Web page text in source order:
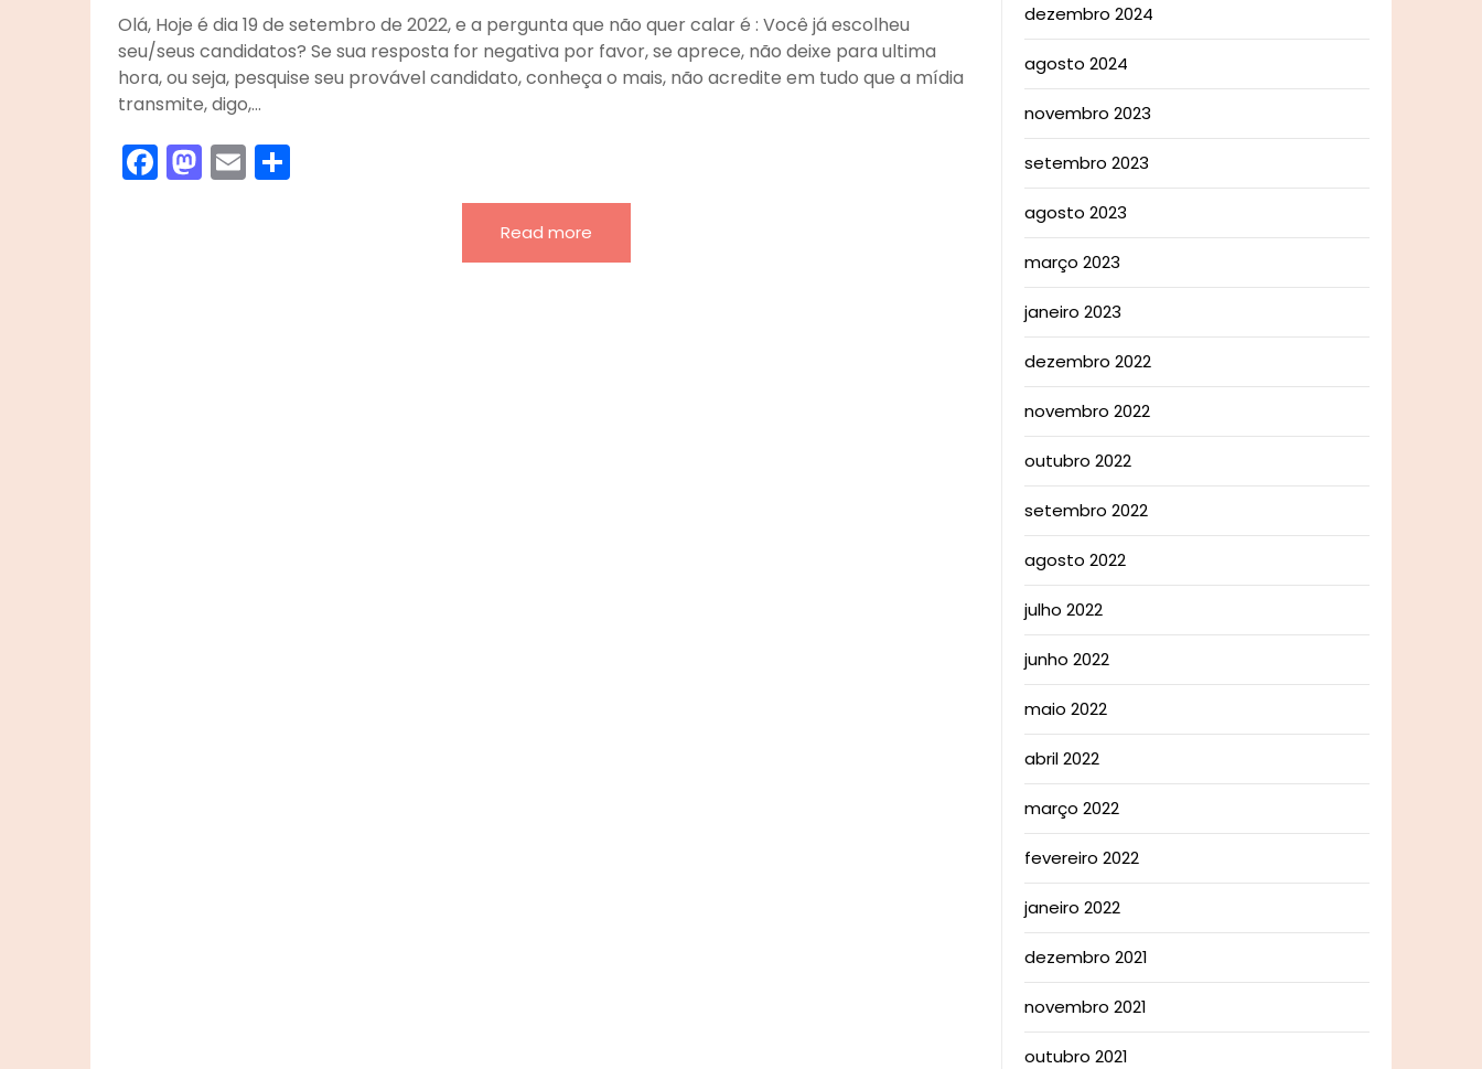
Olá, Hoje é dia 19 de setembro de 2022, e a pergunta que não quer calar é : Você já escolheu
seu/seus candidatos? Se sua resposta for negativa por favor, se aprece, não deixe para ultima
hora, ou seja, pesquise seu provável candidato, conheça o mais, não acredite em tudo que a mídia
transmite, digo,…
Facebook
Mastodon
Email
Read more
dezembro 2024
agosto 2024
novembro 2023
setembro 2023
agosto 2023
março 2023
janeiro 2023
dezembro 2022
novembro 2022
outubro 2022
setembro 2022
agosto 2022
julho 2022
junho 2022
maio 2022
abril 2022
março 2022
fevereiro 2022
janeiro 2022
dezembro 2021
novembro 2021
outubro 2021